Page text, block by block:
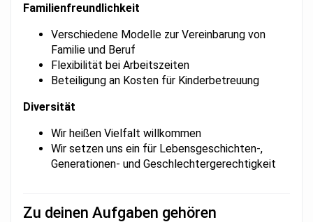
Familien­freundlichkeit
Verschiedene Modelle zur Vereinbarung von
Familie und Beruf
Flexibilität bei Arbeitszeiten
Beteiligung an Kosten für Kinderbetreuung
Diversität
Wir heißen Vielfalt willkommen
Wir setzen uns ein für Lebensgeschichten-,
Generationen- und Geschlechter­gerechtigkeit
Zu deinen Aufgaben gehören